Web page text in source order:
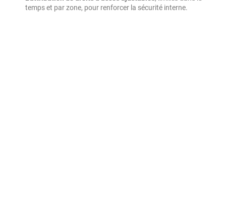
temps et par zone, pour renforcer la sécurité interne.